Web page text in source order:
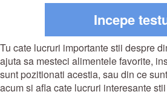
Incepe
Tu cate lucruri importante stii despre
ajuta sa mesteci alimentele favorite,
sunt pozitionati acestia, sau din ce
acum si afla cate lucruri interesante